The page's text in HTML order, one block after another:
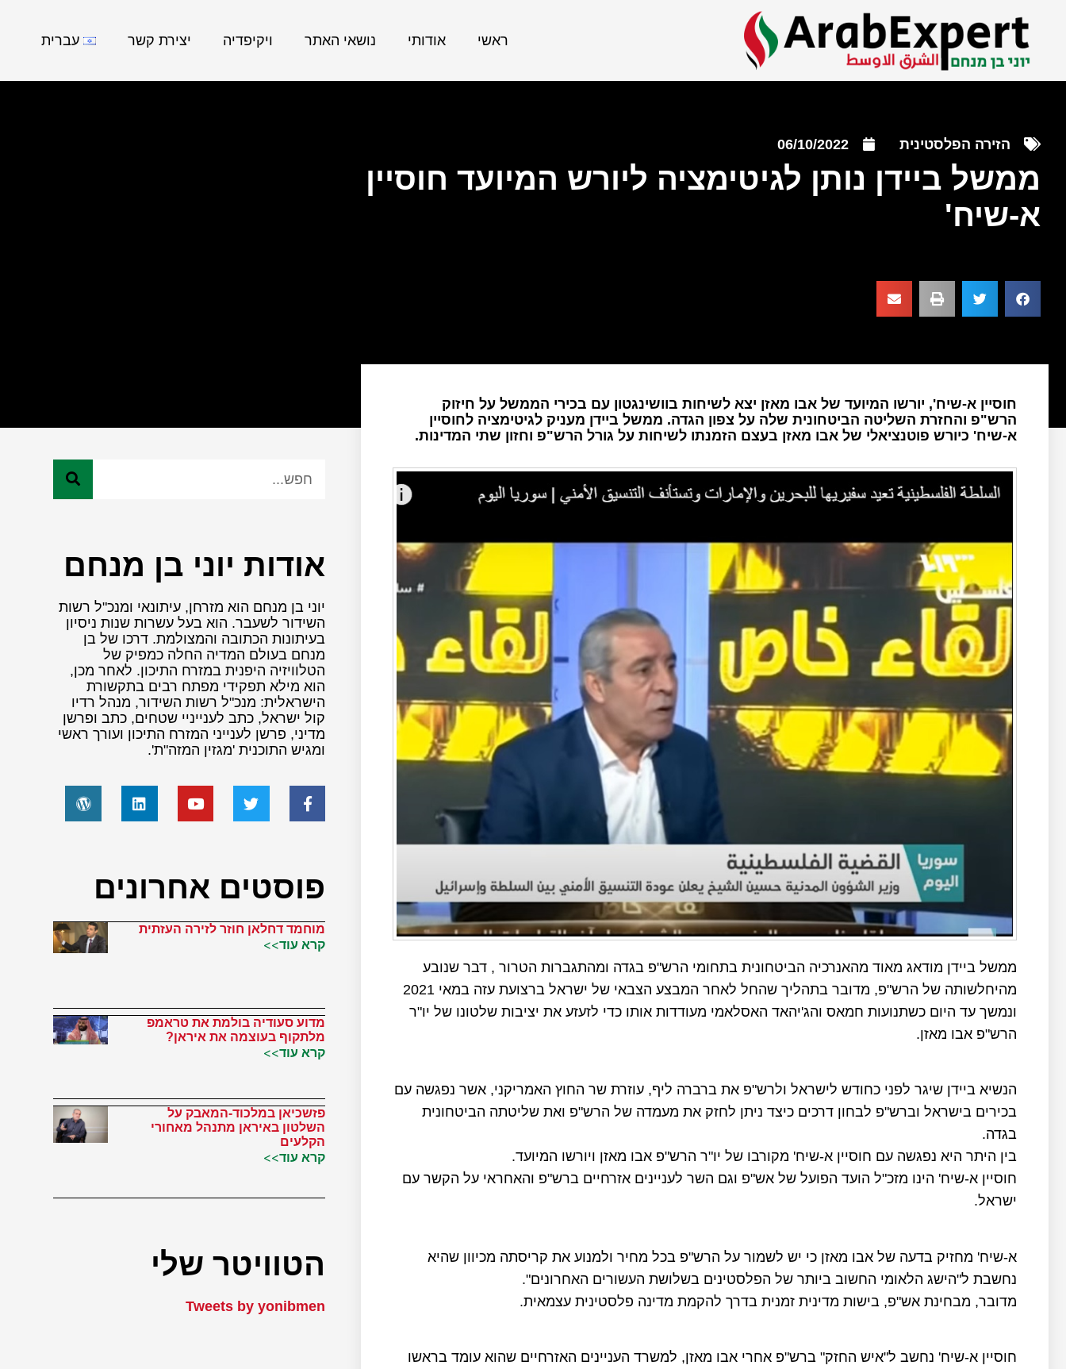
ראשי אודותי נושאי האתר ויקיפדיה יצירת קשר עברית
הזירה הפלסטינית 06/10/2022
ממשל ביידן נותן לגיטימציה ליורש המיועד חוסיין
א-שיח'
חוסיין א-שיח', יורשו המיועד של אבו מאזן יצא לשיחות בוושינגטון עם בכירי הממשל על חיזוק
הרש"פ והחזרת השליטה הביטחונית שלה על צפון הגדה. ממשל ביידן מעניק לגיטימציה לחוסיין
א-שיח' כיורש פוטנציאלי של אבו מאזן בעצם הזמנתו לשיחות על גורל הרש"פ וחזון שתי המדינות.
ממשל ביידן מודאג מאוד מהאנרכיה הביטחונית בתחומי הרש"פ בגדה ומהתגברות הטרור , דבר שנובע
מהיחלשותה של הרש"פ, מדובר בתהליך שהחל לאחר המבצע הצבאי של ישראל ברצועת עזה במאי 2021
ונמשך עד היום כשתנועות חמאס והג'יהאד האסלאמי מעודדות אותו כדי לזעזע את יציבות שלטונו של יו"ר
הרש"פ אבו מאזן.
הנשיא ביידן שיגר לפני כחודש לישראל ולרש"פ את ברברה ליף, עוזרת שר החוץ האמריקני, אשר נפגשה עם
בכירים בישראל וברש"פ לבחון דרכים כיצד ניתן לחזק את מעמדה של הרש"פ ואת שליטתה הביטחונית
בגדה.
בין היתר היא נפגשה עם חוסיין א-שיח' מקורבו של יו"ר הרש"פ אבו מאזן ויורשו המיועד.
חוסיין א-שיח' הינו מזכ"ל הועד הפועל של אש"פ וגם השר לעניינים אזרחיים ברש"פ והאחראי על הקשר עם
ישראל.
א-שיח' מחזיק בדעה של אבו מאזן כי יש לשמור על הרש"פ בכל מחיר ולמנוע את קריסתה מכיוון שהיא
נחשבת ל"הישג הלאומי החשוב ביותר של הפלסטינים בשלושת העשורים האחרונים".
מדובר, מבחינת אש"פ, בישות מדינית זמנית בדרך להקמת מדינה פלסטינית עצמאית.
חוסיין א-שיח' נחשב ל"איש החזק" ברש"פ אחרי אבו מאזן, למשרד העניינים האזרחיים שהוא עומד בראשו
אודות יוני בן מנחם
יוני בן מנחם הוא מזרחן, עיתונאי ומנכ"ל רשות
השידור לשעבר. הוא בעל עשרות שנות ניסיון
בעיתונות הכתובה והמצולמת. דרכו של בן
מנחם בעולם המדיה החלה כמפיק של
הטלוויזיה היפנית במזרח התיכון. לאחר מכן,
הוא מילא תפקידי מפתח רבים בתקשורת
הישראלית: מנכ"ל רשות השידור, מנהל רדיו
קול ישראל, כתב לענייניי שטחים, כתב ופרשן
מדיני, פרשן לענייני המזרח התיכון ועורך ראשי
ומגיש התוכנית 'מגזין המזה"ת'.
פוסטים אחרונים
מוחמד דחלאן חוזר לזירה העזתית
קרא עוד>>
מדוע סעודיה בולמת את טראמפ
מלתקוף בעוצמה את איראן?
קרא עוד>>
פזשכיאן במלכוד-המאבק על
השלטון באיראן מתנהל מאחורי
הקלעים
קרא עוד>>
הטוויטר שלי
Tweets by yonibmen